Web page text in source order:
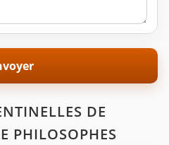
DE
PHILOSOPHES